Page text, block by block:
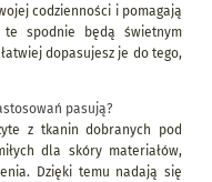
codzienności i pomagają
spodnie będą świetnym
dopasujesz je do tego,
pasują?
z tkanin dobranych pod
dla skóry materiałów,
Dzięki temu nadają się